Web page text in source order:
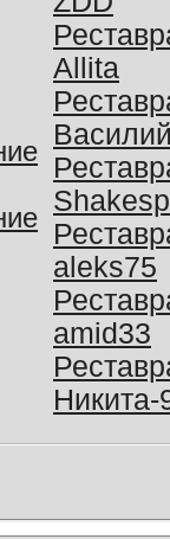
Allita
aleks75
amid33
Никита-